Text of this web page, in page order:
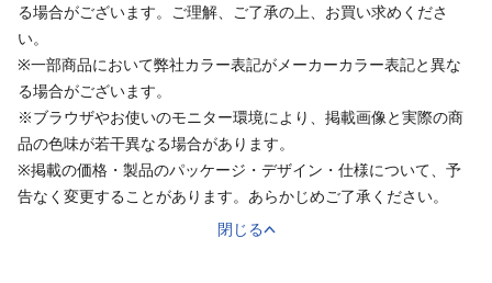
る場合がございます。ご理解、ご了承の上、お買い求めくださ
い。
※一部商品において弊社カラー表記がメーカーカラー表記と異な
る場合がございます。
※ブラウザやお使いのモニター環境により、掲載画像と実際の商
品の色味が若干異なる場合があります。
※掲載の価格・製品のパッケージ・デザイン・仕様について、予
告なく変更することがあります。あらかじめご了承ください。
閉じる